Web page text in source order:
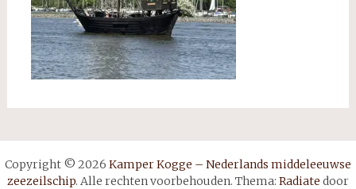
Copyright © 2026 Kamper Kogge – Nederlands middeleeuwse
zeezeilschip. Alle rechten voorbehouden. Thema: Radiate door